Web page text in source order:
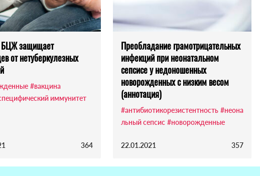
БЦЖ защищает
от нетуберкулезных
#вакцина
иммунитет
364
Преобладание грамотрицательных
инфекций при неонатальном
сепсисе у недоношенных
новорожденных с низким весом
(аннотация)
#антибиотикорезистентность #неона
льный сепсис #новорожденные
22.01.2021 357